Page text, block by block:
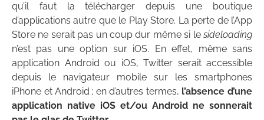
qu’il faut la télécharger depuis une boutique
d’applications autre que le Play Store. La perte de l’App
Store ne serait pas un coup dur même si le sideloading
n’est pas une option sur iOS. En effet, même sans
application Android ou iOS, Twitter serait accessible
depuis le navigateur mobile sur les smartphones
iPhone et Android ; en d’autres termes, l’absence d’une
application native iOS et/ou Android ne sonnerait